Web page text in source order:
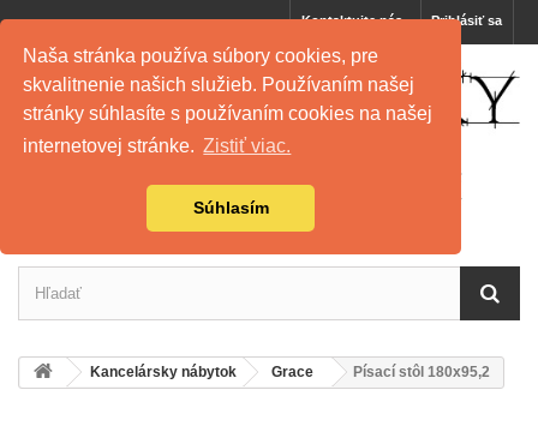
Naša stránka používa súbory cookies, pre
skvalitnenie našich služieb. Používaním našej
stránky súhlasíte s používaním cookies na našej
internetovej stránke. Zistiť viac.
Súhlasím
Prihlásiť sa
Kontaktujte nás
Kancelársky nábytok Grace Písací stôl 180x95,2